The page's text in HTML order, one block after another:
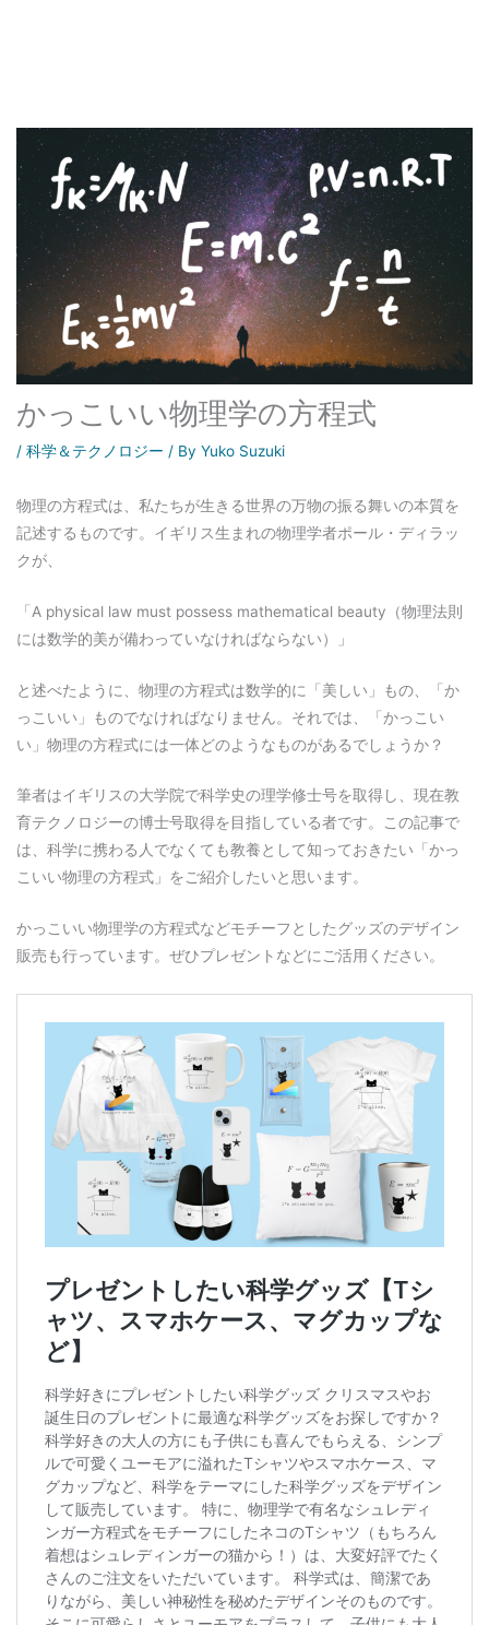
かっこいい物理学の方程式
/ 科学＆テクノロジー / By Yuko Suzuki
物理の方程式は、私たちが生きる世界の万物の振る舞いの本質を
記述するものです。イギリス生まれの物理学者ポール・ディラッ
クが、
「A physical law must possess mathematical beauty（物理法則
には数学的美が備わっていなければならない）」
と述べたように、物理の方程式は数学的に「美しい」もの、「か
っこいい」ものでなければなりません。それでは、「かっこい
い」物理の方程式には一体どのようなものがあるでしょうか？
筆者はイギリスの大学院で科学史の理学修士号を取得し、現在教
育テクノロジーの博士号取得を目指している者です。この記事で
は、科学に携わる人でなくても教養として知っておきたい「かっ
こいい物理の方程式」をご紹介したいと思います。
かっこいい物理学の方程式などモチーフとしたグッズのデザイン
販売も行っています。ぜひプレゼントなどにご活用ください。